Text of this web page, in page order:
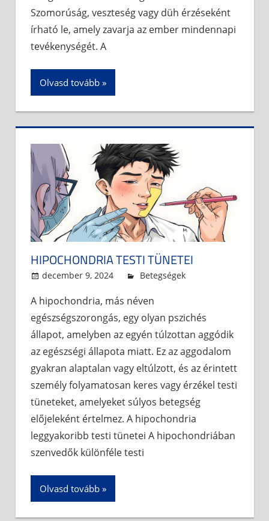
Szomorúság, veszteség vagy düh érzéseként
írható le, amely zavarja az ember mindennapi
tevékenységét. A
Olvasd tovább
HIPOCHONDRIA TESTI TÜNETEI
december 9, 2024 admin
Betegségek
A hipochondria, más néven
egészségszorongás, egy olyan pszichés
állapot, amelyben az egyén túlzottan aggódik
az egészségi állapota miatt. Ez az aggodalom
gyakran alaptalan vagy eltúlzott, és az érintett
személy folyamatosan keres vagy érzékel testi
tüneteket, amelyeket súlyos betegség
előjeleként értelmez. A hipochondria
leggyakoribb testi tünetei A hipochondriában
szenvedők különféle testi
Olvasd tovább